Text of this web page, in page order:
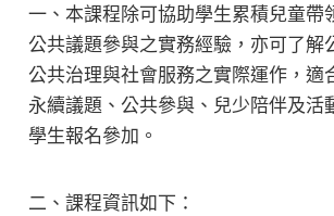
一、本課程除可協助學生累積兒童帶
公共議題參與之實務經驗，亦可了解
公共治理與社會服務之實際運作，適
永續議題、公共參與、兒少陪伴及活
學生報名參加。
二、課程資訊如下：